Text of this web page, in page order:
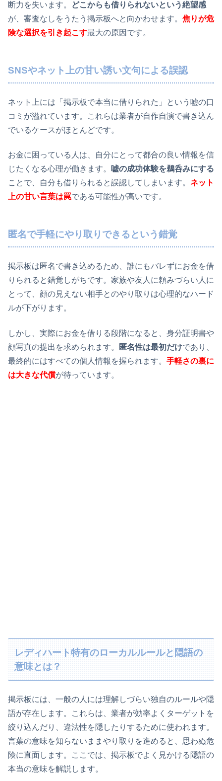
断力を失います。
どこからも借りられないという絶望感
が、審査なしをうたう掲示板へと向かわせます。 焦りが危
険な選択を引き起こす最大の原因です。
SNSやネット上の甘い誘い文句による誤認
ネット上には「掲示板で本当に借りられた」という嘘の口
コミが溢れています。これらは業者が自作自演で書き込ん
でいるケースがほとんどです。
お金に困っている人は、自分にとって都合の良い情報を信
じたくなる心理が働きます。 嘘の成功体験を鵜呑みにする
ことで、自分も借りられると誤認してしまいます。 ネット
上の甘い言葉は罠である可能性が高いです。
匿名で手軽にやり取りできるという錯覚
掲示板は匿名で書き込めるため、誰にもバレずにお金を借
りられると錯覚しがちです。家族や友人に頼みづらい人に
とって、顔の見えない相手とのやり取りは心理的なハード
ルが下がります。
しかし、実際にお金を借りる段階になると、身分証明書や
顔写真の提出を求められます。
匿名性は最初だけであり、
最終的にはすべての個人情報を握られます。 手軽さの裏に
は大きな代償が待っています。
レディハート特有のローカルルールと隠語の
意味とは？
掲示板には、一般の人には理解しづらい独自のルールや隠
語が存在します。これらは、業者が効率よくターゲットを
絞り込んだり、違法性を隠したりするために使われます。
言葉の意味を知らないままやり取りを進めると、思わぬ危
険に直面します。ここでは、掲示板でよく見かける隠語の
本当の意味を解説します。